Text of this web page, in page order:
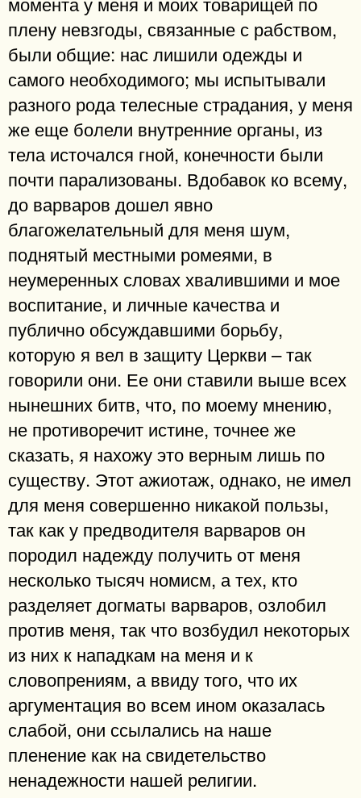
плену невзгоды, связанные с рабством,
были общие: нас лишили одежды и
самого необходимого; мы испытывали
разного рода телесные страдания, у меня
же еще болели внутренние органы, из
тела источался гной, конечности были
почти парализованы. Вдобавок ко всему,
до варваров дошел явно
благожелательный для меня шум,
поднятый местными ромеями, в
неумеренных словах хвалившими и мое
воспитание, и личные качества и
публично обсуждавшими борьбу,
которую я вел в защиту Церкви – так
говорили они. Ее они ставили выше всех
нынешних битв, что, по моему мнению,
не противоречит истине, точнее же
сказать, я нахожу это верным лишь по
существу. Этот ажиотаж, однако, не имел
для меня совершенно никакой пользы,
так как у предводителя варваров он
породил надежду получить от меня
несколько тысяч номисм, а тех, кто
разделяет догматы варваров, озлобил
против меня, так что возбудил некоторых
из них к нападкам на меня и к
словопрениям, а ввиду того, что их
аргументация во всем ином оказалась
слабой, они ссылались на наше
пленение как на свидетельство
ненадежности нашей религии.